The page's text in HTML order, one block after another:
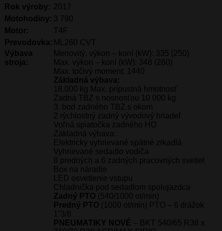
Rok výroby: 2017
Motohodiny: 3 790
Motor:
T4F
Prevodovka: ML260 CVT
Výbava
stroja:
Menovitý. výkon – koní (kW): 335 (250)
Max. výkon – koní (kW): 348 (260)
Max. točivý moment: 1440
Základná výbava:
18.000 kg Max. prípustná hmotnosť
Zadná TBZ s nosnosťou 10 000 kg
3. bod zadného TBZ s okom
2 rýchlostný zadný vývodový hriadeľ
Voľná spiatočka zadného HO
Základná výbava:
Elektricky vyhrievané spätné zrkadlá
Vyhrievané sedadlo vodiča
8 predných a 6 zadných pracovných svetiel
Box na náradie
LED osvetlenie vstupu
Chladnička pod sedadlom spolujazdca
Zadný PTO (540/1000 ot/min)
Predný PTO (1000 ot/min) PTO – 6 drážok
1”3/8
PNEUMATIKY NOVÉ – BKT 540/65 R38 x